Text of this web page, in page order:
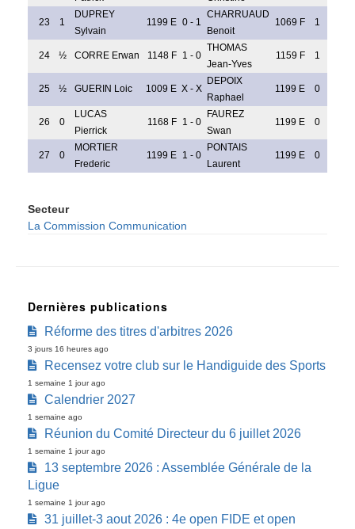
23 1
DUPREY
Sylvain
1199 E 0 - 1
CHARRUAUD
Benoit
1069 F 1
24 ½ CORRE Erwan 1148 F 1 - 0
THOMAS
Jean-Yves
1159 F 1
25 ½ GUERIN Loic 1009 E X - X
DEPOIX
Raphael
1199 E 0
26 0
LUCAS
Pierrick
1168 F 1 - 0
FAUREZ
Swan
1199 E 0
27 0
MORTIER
Frederic
1199 E 1 - 0
PONTAIS
Laurent
1199 E 0
Secteur
La Commission Communication
Dernières publications
Réforme des titres d'arbitres 2026
3 jours 16 heures ago
Recensez votre club sur le Handiguide des Sports
1 semaine 1 jour ago
Calendrier 2027
1 semaine ago
Réunion du Comité Directeur du 6 juillet 2026
1 semaine 1 jour ago
13 septembre 2026 : Assemblée Générale de la
Ligue
1 semaine 1 jour ago
31 juillet-3 aout 2026 : 4e open FIDE et open